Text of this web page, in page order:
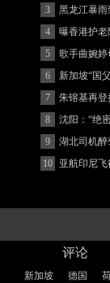
3
黑龙江暴
堵
4
曝香港护
5
歌手曲婉婷
6
新加坡“国
7
朱镕基再登
8
沈阳：“绝
9
湖北司机
(图)
10
亚航印尼
评论
新加坡 德国